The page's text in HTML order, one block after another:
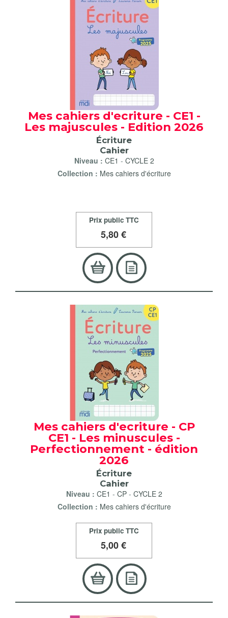
Mes cahiers d'ecriture - CE1 -
Les majuscules - Edition 2026
Écriture
Cahier
Niveau : CE1 - CYCLE 2
Collection : Mes cahiers d'écriture
Prix public TTC
5,80 €
Mes cahiers d'ecriture - CP
CE1 - Les minuscules -
Perfectionnement - édition
2026
Écriture
Cahier
Niveau : CE1 - CP- CYCLE 2
Collection : Mes cahiers d'écriture
Prix public TTC
5,00 €